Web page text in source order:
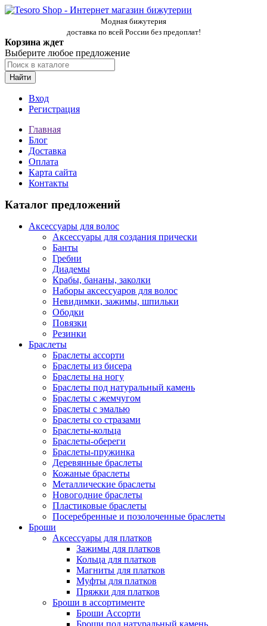
Модная бижутерия
доставка по всей России без предоплат!
Корзина ждет
Выберите любое предложение
Найти
Вход
Регистрация
Главная
Блог
Доставка
Оплата
Карта сайта
Контакты
Каталог предложений
Аксессуары для волос
Аксессуары для создания прически
Банты
Гребни
Диадемы
Крабы, бананы, заколки
Наборы аксессуаров для волос
Невидимки, зажимы, шпильки
Ободки
Повязки
Резинки
Браслеты
Браслеты ассорти
Браслеты из бисера
Браслеты на ногу
Браслеты под натуральный камень
Браслеты с жемчугом
Браслеты с эмалью
Браслеты со стразами
Браслеты-кольца
Браслеты-обереги
Браслеты-пружинка
Деревянные браслеты
Кожаные браслеты
Металлические браслеты
Новогодние браслеты
Пластиковые браслеты
Посеребренные и позолоченные браслеты
Броши
Аксессуары для платков
Зажимы для платков
Кольца для платков
Магниты для платков
Муфты для платков
Пряжки для платков
Броши в ассортименте
Броши Ассорти
Броши под натуральный камень